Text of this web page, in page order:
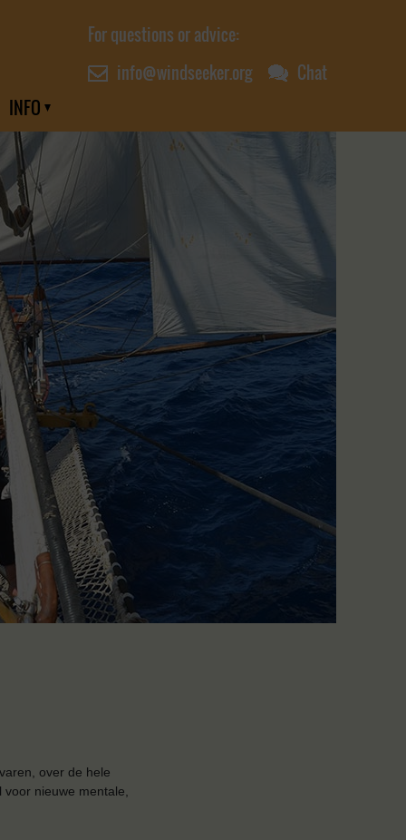
For questions or advice:
info@windseeker.org
Chat
INFO
over de hele
nieuwe mentale,